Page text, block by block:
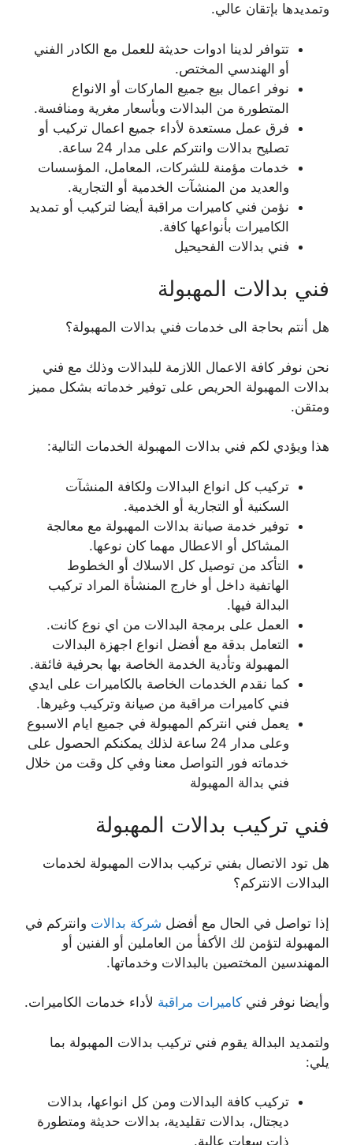
وتمديدها بإتقان عالي.
تتوافر لدينا ادوات حديثة للعمل مع الكادر الفني
أو الهندسي المختص.
نوفر اعمال بيع جميع الماركات أو الانواع
المتطورة من البدالات وبأسعار مغرية ومنافسة.
فرق عمل مستعدة لأداء جميع اعمال تركيب أو
تصليح بدالات وانتركم على مدار 24 ساعة.
خدمات مؤمنة للشركات، المعامل، المؤسسات
والعديد من المنشآت الخدمية أو التجارية.
نؤمن فني كاميرات مراقبة أيضا لتركيب أو تمديد
الكاميرات بأنواعها كافة.
فني بدالات الفحيحيل
فني بدالات المهبولة
هل أنتم بحاجة الى خدمات فني بدالات المهبولة؟
نحن نوفر كافة الاعمال اللازمة للبدالات وذلك مع فني
بدالات المهبولة الحريص على توفير خدماته بشكل مميز
ومتقن.
هذا ويؤدي لكم فني بدالات المهبولة الخدمات التالية:
تركيب كل انواع البدالات ولكافة المنشآت
السكنية أو التجارية أو الخدمية.
توفير خدمة صيانة بدالات المهبولة مع معالجة
المشاكل أو الاعطال مهما كان نوعها.
التأكد من توصيل كل الاسلاك أو الخطوط
الهاتفية داخل أو خارج المنشأة المراد تركيب
البدالة فيها.
العمل على برمجة البدالات من اي نوع كانت.
التعامل بدقة مع أفضل انواع اجهزة البدالات
المهبولة وتأدية الخدمة الخاصة بها بحرفية فائقة.
كما نقدم الخدمات الخاصة بالكاميرات على ايدي
فني كاميرات مراقبة من صيانة وتركيب وغيرها.
يعمل فني انتركم المهبولة في جميع ايام الاسبوع
وعلى مدار 24 ساعة لذلك يمكنكم الحصول على
خدماته فور التواصل معنا وفي كل وقت من خلال
فني بدالة المهبولة
فني تركيب بدالات المهبولة
هل تود الاتصال بفني تركيب بدالات المهبولة لخدمات
البدالات الانتركم؟
إذا تواصل في الحال مع أفضل شركة بدالات وانتركم في
المهبولة لتؤمن لك الأكفأ من العاملين أو الفنين أو
المهندسين المختصين بالبدالات وخدماتها.
وأيضا نوفر فني كاميرات مراقبة لأداء خدمات الكاميرات.
ولتمديد البدالة يقوم فني تركيب بدالات المهبولة بما
يلي:
تركيب كافة البدالات ومن كل انواعها، بدالات
ديجتال، بدالات تقليدية، بدالات حديثة ومتطورة
ذات سعات عالية.